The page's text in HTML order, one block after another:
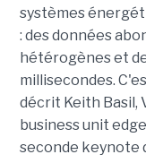
systèmes
: des données
hétérogènes et
millisecondes.
décrit Keith Basil,
business unit
seconde keynote